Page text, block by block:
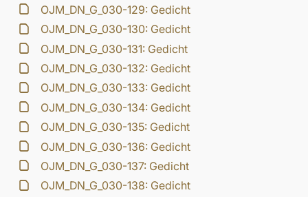
OJM_DN_G_030-129: Gedicht
OJM_DN_G_030-130: Gedicht
OJM_DN_G_030-131: Gedicht
OJM_DN_G_030-132: Gedicht
OJM_DN_G_030-133: Gedicht
OJM_DN_G_030-134: Gedicht
OJM_DN_G_030-135: Gedicht
OJM_DN_G_030-136: Gedicht
OJM_DN_G_030-137: Gedicht
OJM_DN_G_030-138: Gedicht